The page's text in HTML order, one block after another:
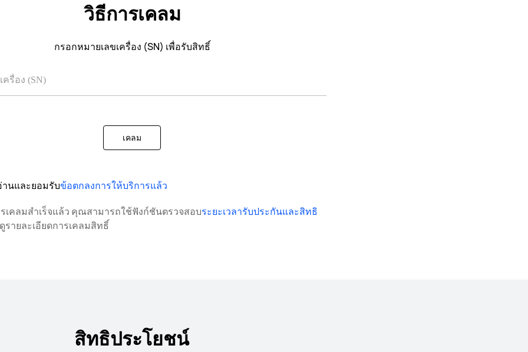
วิธีการเคลม
กรอกหมายเลขเครื่อง (SN) เพื่อรับสิทธิ์
เคลม
านและยอมรับข้อตกลงการให้บริการแล้ว
เคลมสำเร็จแล้ว คุณสามารถใช้ฟังก์ชันตรวจสอบระยะเวลารับประกันและสิทธิ
รายละเอียดการเคลมสิทธิ์
สิทธิประโยชน์